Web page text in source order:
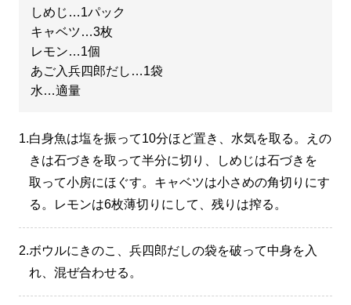
しめじ…1パック
キャベツ…3枚
レモン…1個
あご入兵四郎だし…1袋
水…適量
1.白身魚は塩を振って10分ほど置き、水気を取る。えの
きは石づきを取って半分に切り、しめじは石づきを
取って小房にほぐす。キャベツは小さめの角切りにす
る。レモンは6枚薄切りにして、残りは搾る。
2.ボウルにきのこ、兵四郎だしの袋を破って中身を入
れ、混ぜ合わせる。